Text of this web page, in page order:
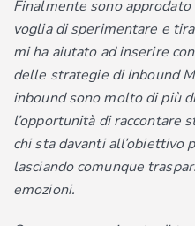
Finalmente sono
voglia di sperimentare e
mi ha aiutato ad inserire
delle strategie di Inbound
inbound sono molto di più
l’opportunità di raccontare
chi sta davanti all’obiettivo
lasciando comunque
emozioni.